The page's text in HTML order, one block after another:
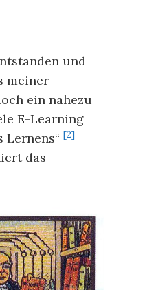
und
meiner
ein nahezu
E-Learning
[2]
das